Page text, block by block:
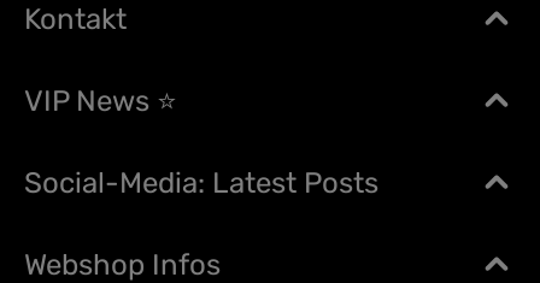
Kontakt
VIP News ⭐
Social-Media: Latest Posts
Webshop Infos